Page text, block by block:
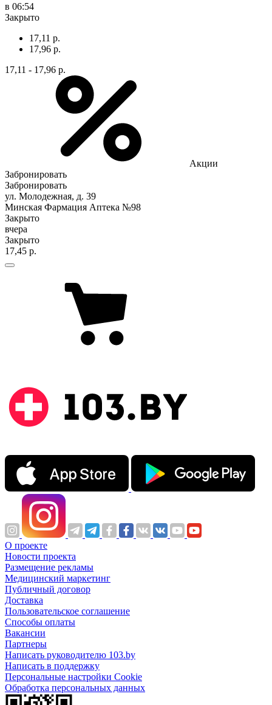
в 06:54
Закрыто
17,11 р.
17,96 р.
17,11 - 17,96 р.
Акции
Забронировать
Забронировать
ул. Молодежная, д. 39
Минская Фармация Аптека №98
Закрыто
вчера
Закрыто
17,45 р.
О проекте
Новости проекта
Размещение рекламы
Медицинский маркетинг
Публичный договор
Доставка
Пользовательское соглашение
Способы оплаты
Вакансии
Партнеры
Написать руководителю 103.by
Написать в поддержку
Персональные настройки Cookie
Обработка персональных данных